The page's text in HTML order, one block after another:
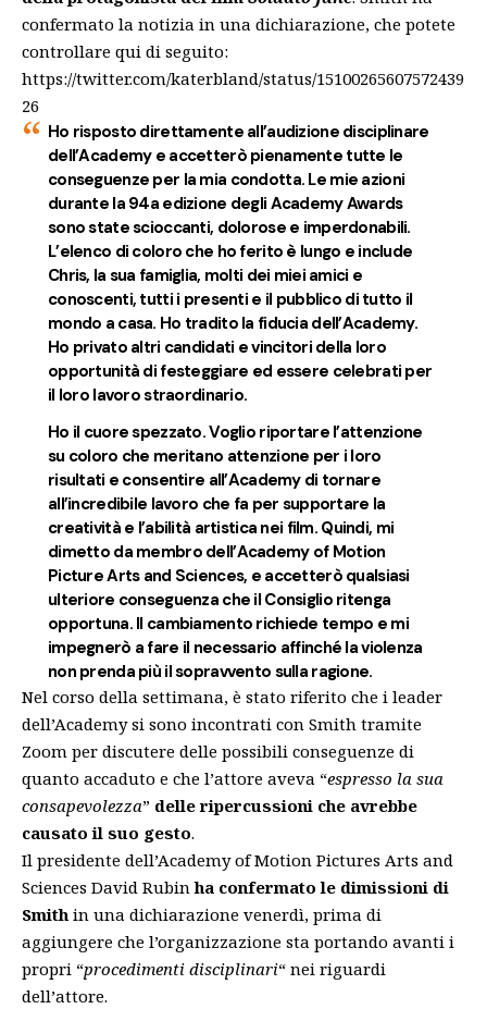
confermato la notizia in una dichiarazione, che potete
controllare qui di seguito:
https://twitter.com/katerbland/status/15100265607572439
26
Ho risposto direttamente all’audizione disciplinare
dell’Academy e accetterò pienamente tutte le
conseguenze per la mia condotta. Le mie azioni
durante la 94a edizione degli Academy Awards
sono state scioccanti, dolorose e imperdonabili.
L’elenco di coloro che ho ferito è lungo e include
Chris, la sua famiglia, molti dei miei amici e
conoscenti, tutti i presenti e il pubblico di tutto il
mondo a casa. Ho tradito la fiducia dell’Academy.
Ho privato altri candidati e vincitori della loro
opportunità di festeggiare ed essere celebrati per
il loro lavoro straordinario.
Ho il cuore spezzato. Voglio riportare l’attenzione
su coloro che meritano attenzione per i loro
risultati e consentire all’Academy di tornare
all’incredibile lavoro che fa per supportare la
creatività e l’abilità artistica nei film. Quindi, mi
dimetto da membro dell’Academy of Motion
Picture Arts and Sciences, e accetterò qualsiasi
ulteriore conseguenza che il Consiglio ritenga
opportuna. Il cambiamento richiede tempo e mi
impegnerò a fare il necessario affinché la violenza
non prenda più il sopravvento sulla ragione.
Nel corso della settimana, è stato riferito che i leader
dell’Academy si sono incontrati con Smith tramite
Zoom per discutere delle possibili conseguenze di
quanto accaduto e che l’attore aveva “espresso la sua
consapevolezza” delle ripercussioni che avrebbe
causato il suo gesto.
Il presidente dell’Academy of Motion Pictures Arts and
Sciences David Rubin ha confermato le dimissioni di
Smith in una dichiarazione venerdì, prima di
aggiungere che l’organizzazione sta portando avanti i
propri “procedimenti disciplinari“ nei riguardi
dell’attore.